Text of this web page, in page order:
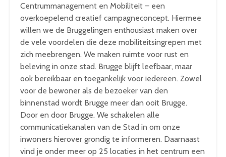
Centrummanagement en Mobiliteit – een
overkoepelend creatief campagneconcept. Hiermee
willen we de Bruggelingen enthousiast maken over
de vele voordelen die deze mobiliteitsingrepen met
zich meebrengen. We maken ruimte voor rust en
beleving in onze stad. Brugge blijft leefbaar, maar
ook bereikbaar en toegankelijk voor iedereen. Zowel
voor de bewoner als de bezoeker van den
binnenstad wordt Brugge meer dan ooit Brugge.
Door en door Brugge. We schakelen alle
communicatiekanalen van de Stad in om onze
inwoners hierover grondig te informeren. Daarnaast
vind je onder meer op 25 locaties in het centrum een